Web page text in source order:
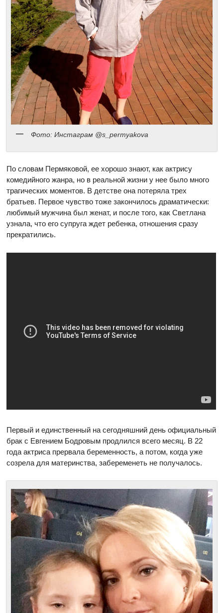
Фото: Инстаграм @s_permyakova
По словам Пермяковой, ее хорошо знают, как актрису
комедийного жанра, но в реальной жизни у нее было много
трагических моментов. В детстве она потеряла трех
братьев. Первое чувство тоже закончилось драматически:
любимый мужчина был женат, и после того, как Светлана
узнала, что его супруга ждет ребенка, отношения сразу
прекратились.
Первый и единственный на сегодняшний день официальный
брак с Евгением Бодровым продлился всего месяц. В 22
года актриса прервала беременность, а потом, когда уже
созрела для материнства, забеременеть не получалось.